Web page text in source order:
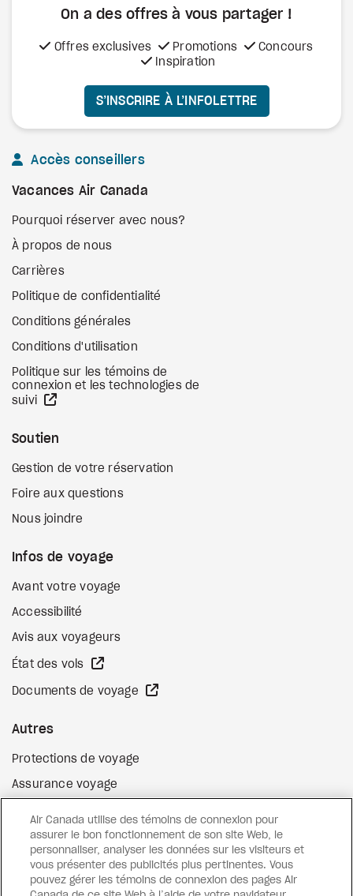
On a des offres à vous partager !
Offres exclusives Promotions
Concours
Inspiration
S’INSCRIRE À L’INFOLETTRE
Accès conseillers
Vacances Air Canada
Pourquoi réserver avec nous?
À propos de nous
Carrières
Politique de confidentialité
Conditions générales
Conditions d'utilisation
Politique sur les témoins de
connexion et les technologies de
suivi
Soutien
Gestion de votre réservation
Foire aux questions
Nous joindre
Infos de voyage
Avant votre voyage
Accessibilité
Avis aux voyageurs
État des vols
Documents de voyage
Autres
Protections de voyage
Assurance voyage
Surclassement de vol
Cartes-cadeaux Site Web externe
Air Canada utilise des témoins de connexion pour
assurer le bon fonctionnement de son site Web, le
personnaliser, analyser les données sur les visiteurs et
vous présenter des publicités plus pertinentes. Vous
pouvez gérer les témoins de connexion des pages Air